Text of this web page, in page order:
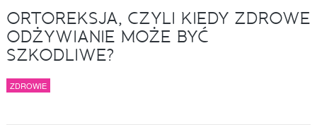
ORTOREKSJA, CZYLI KIEDY ZDROWE
ODŻYWIANIE MOŻE BYĆ
SZKODLIWE?
ZDROWIE